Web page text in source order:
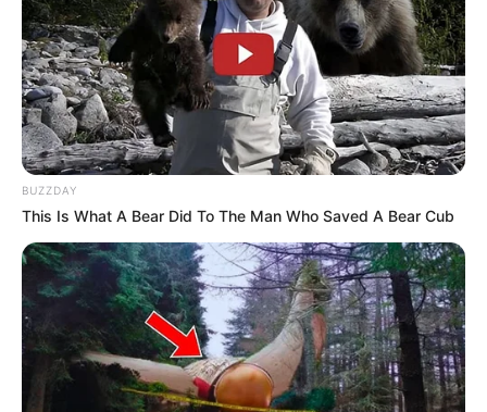
BUZZDAY
This Is What A Bear Did To The Man Who Saved A Bear Cub